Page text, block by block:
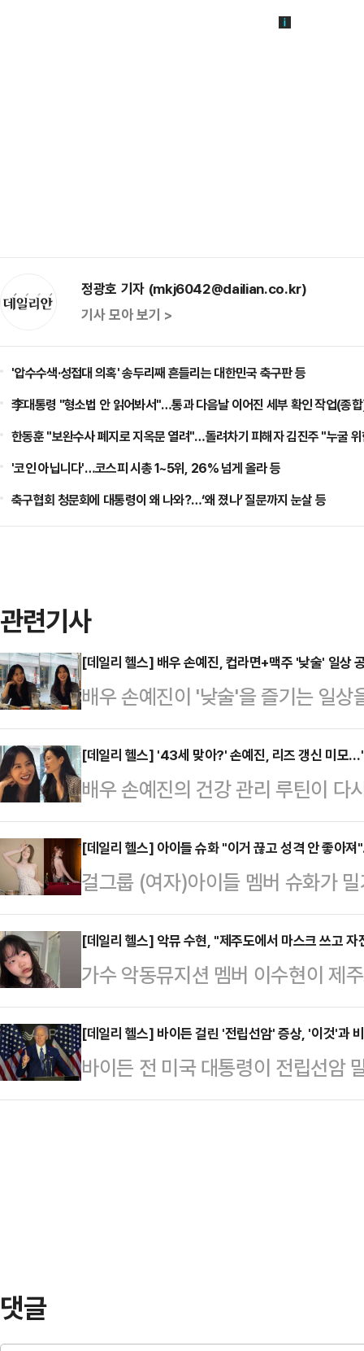
정광호 기자 (mkj6042@dailian.co.kr)
기사 모아 보기 >
'압수수색·성접대 의혹' 송두리째 흔들리는 대한민국 축구판 등
李대통령 "형소법 안 읽어봐서"…통과 다음날 이어진 세부 확인 작업(종
한동훈 "보완수사 폐지로 지옥문 열려"…돌려차기 피해자 김진주 "누굴
'코인 아닙니다'…코스피 시총 1~5위, 26% 넘게 올라 등
축구협회 청문회에 대통령이 왜 나와?…‘왜 졌나’ 질문까지 눈살 등
관련기사
[데일리 헬스] 배우 손예진, 컵라면+맥주 '낮술' 일상
배우 손예진이 '낮술'을 즐기는 일
에서 지인들과 식사를 한 손예진은
러 장의 사진과 영상을 게시했다.
습은 팬들에게 친근한 매력으로 다
를 즐긴 듯한 모습을 선보여 팬들의
영향을 끼친다. 최근 야외 활동이
늘고 있는데. 낮술은 '제 부모도 못
할 수 …
[데일리 헬스] '43세 맞아?' 손예진, 리즈 갱신 미모
배우 손예진의 건강 관리 루틴이
그램 계정에 별다른 멘트 없이 짧은
은 지인과 함께 식당을 찾은 모습이
하는 모습이 보는 이들마저 편안함
에 가까운 얼굴에도 또렷한 이목구
기지 않을 만큼, 전성기 시절 미모
은 과거 한 인터뷰를 통해 가방 속
한다"며 "요즘 …
[데일리 헬스] 아이들 슈화 "이거 끊고 성격 안 좋아
걸그룹 (여자)아이들 멤버 슈화가
민해졌다고 고백했다.20일 방송된
한 소연은 밀가루를 끊었다는 슈화
을 건넸다.이에 슈화는 "나 성격 안
받아쳐 모두를 폭소케 했다.DJ 이
밖에 없다. (그런데) 오늘 텐션 좋
주고 버티고 있다"라고 답해 웃음
"민…
[데일리 헬스] 악뮤 수현, "제주도에서 마스크 쓰고
가수 악동뮤지션 멤버 이수현이 제
를 탔다가 부분적으로 그을린 얼굴
신의 SNS 계정에 자신의 모습이
은 눈가와 이마만 거뭇하게 변한
고 자전거 타지 마십시오"라며 "왜
[데일리 헬스] 바이든 걸린 '전립선암' 증상, '이것'과
바이든 전 미국 대통령이 전립선암
(NYT) 등에 따르면 바이든 전 대통
댓글